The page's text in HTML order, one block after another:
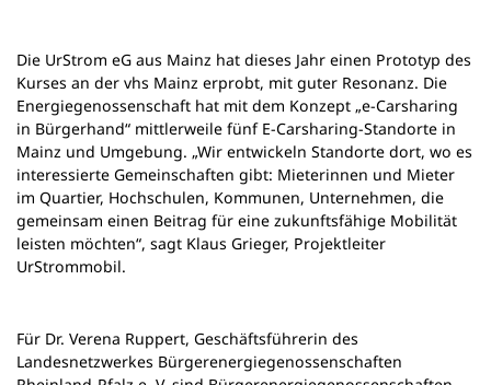
Die UrStrom eG aus Mainz hat dieses Jahr einen Prototyp des
Kurses an der vhs Mainz erprobt, mit guter Resonanz. Die
Energiegenossenschaft hat mit dem Konzept „e-Carsharing
in Bürgerhand“ mittlerweile fünf E-Carsharing-Standorte in
Mainz und Umgebung. „Wir entwickeln Standorte dort, wo es
interessierte Gemeinschaften gibt: Mieterinnen und Mieter
im Quartier, Hochschulen, Kommunen, Unternehmen, die
gemeinsam einen Beitrag für eine zukunftsfähige Mobilität
leisten möchten“, sagt Klaus Grieger, Projektleiter
UrStrommobil.
Für Dr. Verena Ruppert, Geschäftsführerin des
Landesnetzwerkes Bürgerenergiegenossenschaften